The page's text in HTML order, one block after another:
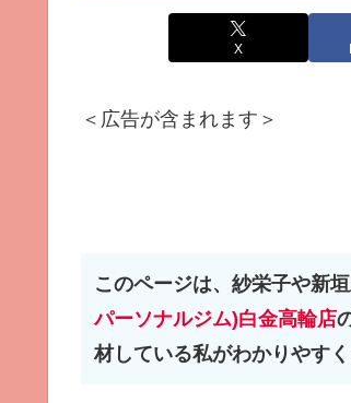
X
＜広告が含まれます＞
このページは、紗栄子や新
パーソナルジム)白金高輪店
材している私がわかりやす